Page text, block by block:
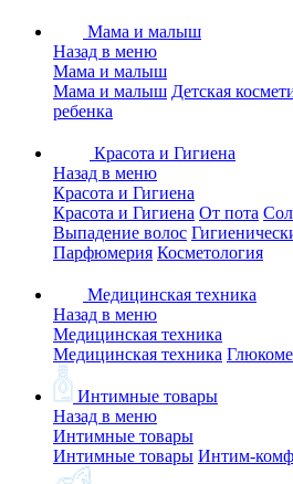
Мама и малыш
Назад в меню
Мама и малыш
Мама и малыш Детская
ребенка
Красота и Гигиена
Назад в меню
Красота и Гигиена
Красота и Гигиена От пота
Выпадение волос
Парфюмерия Косметология
Медицинская техника
Назад в меню
Медицинская техника
Медицинская техника
Интимные товары
Назад в меню
Интимные товары
Интимные товары Интим-